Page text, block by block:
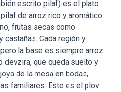
escrito pilaf) es el plato
de arroz rico y aromático
frutas secas como
castañas. Cada región y
la base es siempre arroz
devzira, que queda suelto y
de la mesa en bodas,
familiares. Este es el plov